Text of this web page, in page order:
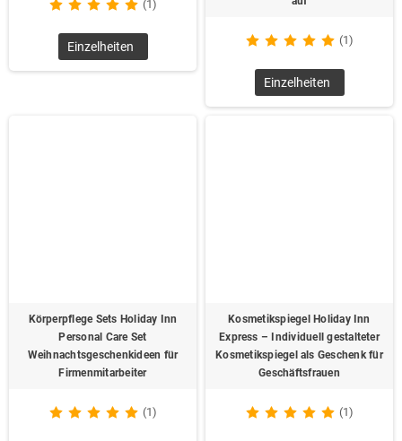
(1)
Einzelheiten (1)
Einzelheiten
Körperpflege Sets Holiday Inn
Personal Care Set
Weihnachtsgeschenkideen für
Firmenmitarbeiter
(1)
Kosmetikspiegel Holiday Inn
Express – Individuell gestalteter
Kosmetikspiegel als Geschenk für
Geschäftsfrauen
(1)